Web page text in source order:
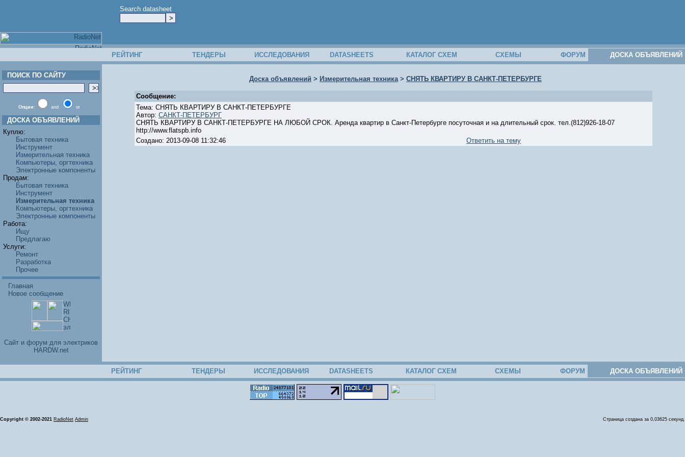
Search datasheet
РЕЙТИНГ ТЕНДЕРЫ ИССЛЕДОВАНИЯ DATASHEETS КАТАЛОГ СХЕМ СХЕМЫ ФОРУМ ДОСКА ОБЪЯВЛЕНИЙ
ПОИСК ПО САЙТУ
Опции: and or
ДОСКА ОБЪЯВЛЕНИЙ
Куплю:
Бытовая техника
Инструмент
Измерительная техника
Компьютеры, оргтехника
Электронные компоненты
Продам:
Бытовая техника
Инструмент
Измерительная техника
Компьютеры, оргтехника
Электронные компоненты
Работа:
Ищу
Предлагаю
Услуги:
Ремонт
Разработка
Прочее
Главная
Новое сообщение
Cайт и форум для электриков
HARDW.net
Доска объявлений > Измерительная техника> СНЯТЬ КВАРТИРУ В САНКТ-ПЕТЕРБУРГЕ
Сообщение:
Тема: СНЯТЬ КВАРТИРУ В САНКТ-ПЕТЕРБУРГЕ
Автор: САНКТ-ПЕТЕРБУРГ
СНЯТЬ КВАРТИРУ В САНКТ-ПЕТЕРБУРГЕ НА ЛЮБОЙ СРОК. Аренда квартир в Санкт-Петербурге посуточная и на длительный срок. тел.(812)926-18-07
http://www.flatspb.info
Создано: 2013-09-08 11:32:46
Ответить на тему
РЕЙТИНГ ТЕНДЕРЫ ИССЛЕДОВАНИЯ DATASHEETS КАТАЛОГ СХЕМ СХЕМЫ ФОРУМ ДОСКА ОБЪЯВЛЕНИЙ
Copyright © 2002-2021 RadioNet Admin Страница создана за 0,03625 секунд.